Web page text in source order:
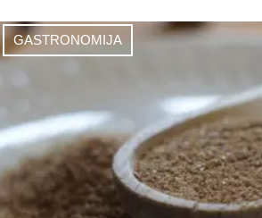
GASTRONOMIJA